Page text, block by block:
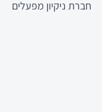
חברת ניקיון מפעלים